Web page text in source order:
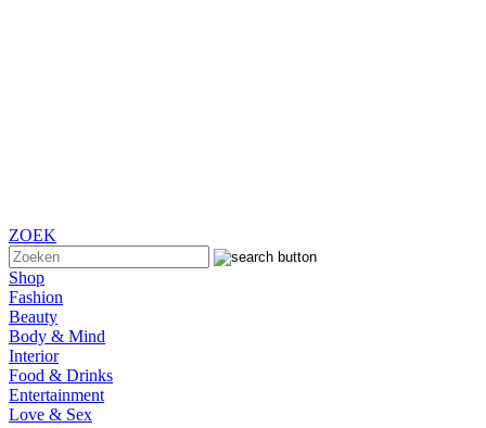
ZOEK
Shop
Fashion
Beauty
Body & Mind
Interior
Food & Drinks
Entertainment
Love & Sex